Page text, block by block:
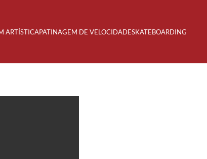
ARTÍSTICAPATINAGEM DE VELOCIDADESKATEBOARDING